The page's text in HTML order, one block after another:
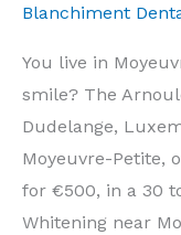
|
Cabinet
Arnould-
Tanson
Luxembourg
Blanchiment
You live in
smile? The
Dudelange,
Moyeuvre-Petite,
for €500, in a 30
Whitening near